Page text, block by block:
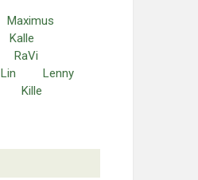
Maximus
Kalle
RaVi
Lin
Lenny
Kille